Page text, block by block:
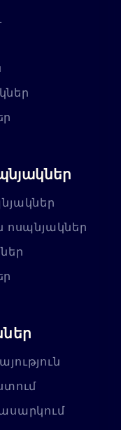
ոսպնյակներ